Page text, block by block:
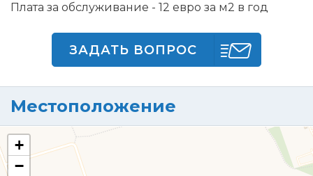
Плата за обслуживание - 12 евро за м2 в год
ЗАДАТЬ ВОПРОС
Местоположение
+
−